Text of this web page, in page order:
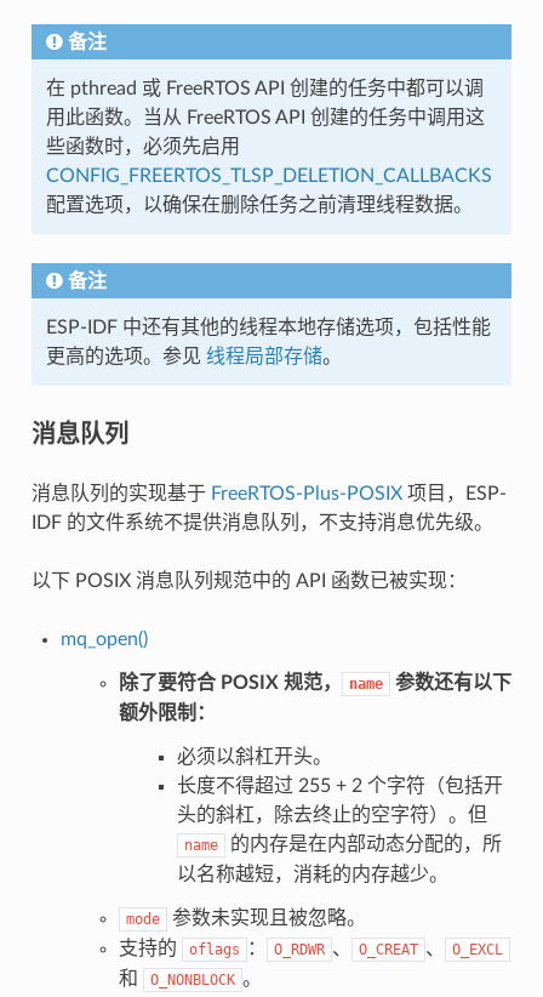
备注
在 pthread 或 FreeRTOS API 创建的任务中都可以调
用此函数。当从 FreeRTOS API 创建的任务中调用这
些函数时，必须先启用
CONFIG_FREERTOS_TLSP_DELETION_CALLBACKS
配置选项，以确保在删除任务之前清理线程数据。
备注
ESP-IDF 中还有其他的线程本地存储选项，包括性能
更高的选项。参见 线程局部存储。
消息队列
消息队列的实现基于 FreeRTOS-Plus-POSIX项目，ESP-
IDF 的文件系统不提供消息队列，不支持消息优先级。
以下 POSIX 消息队列规范中的 API 函数已被实现：
mq_open()
除了要符合 POSIX 规范， name
参数还有以下
额外限制：
必须以斜杠开头。
长度不得超过 255 + 2 个字符（包括开
头的斜杠，除去终止的空字符）。但
name
的内存是在内部动态分配的，所
以名称越短，消耗的内存越少。
mode
参数未实现且被忽略。
支持的
oflags ： O_RDWR 、 O_CREAT 、 O_EXCL
和 O_NONBLOCK 。